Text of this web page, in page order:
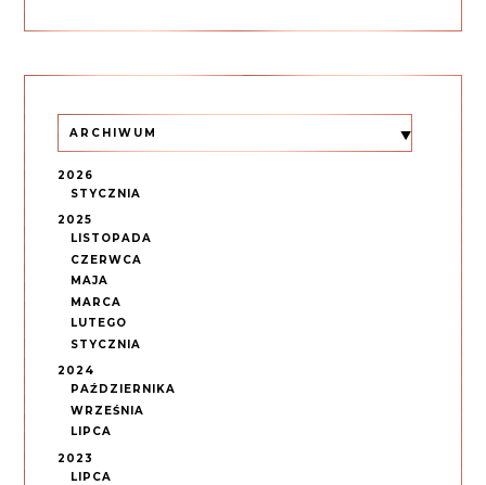
ARCHIWUM
2026
STYCZNIA
2025
LISTOPADA
CZERWCA
MAJA
MARCA
LUTEGO
STYCZNIA
2024
PAŹDZIERNIKA
WRZEŚNIA
LIPCA
2023
LIPCA